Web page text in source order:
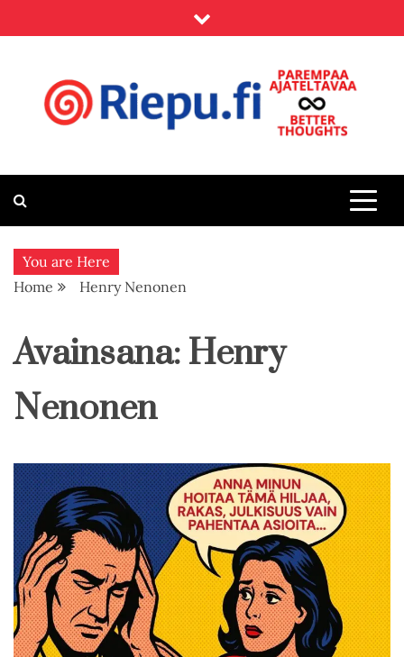
to
Riepu.fi
You are Here
Home
Henry Nenonen
Avainsana: Henry
Nenonen